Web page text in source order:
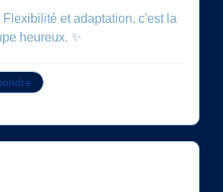
Flexibilité et adaptation, c'est la
heureux. ✨